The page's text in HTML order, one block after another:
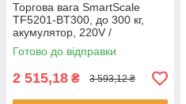
Торгова вага SmartScale
TF5201-BT300, до 300 кг,
акумулятор, 220V /
Промислові ваги / Ваги з
Bluetooth
Готово до відправки
2 515,18 ₴ 3 593,12 ₴